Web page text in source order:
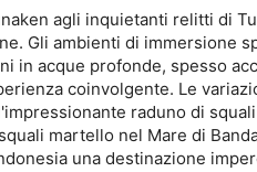
agli inquietanti relitti di
Gli ambienti di immersione
in acque profonde, spesso
coinvolgente. Le
raduno di
martello nel Mare di
una destinazione